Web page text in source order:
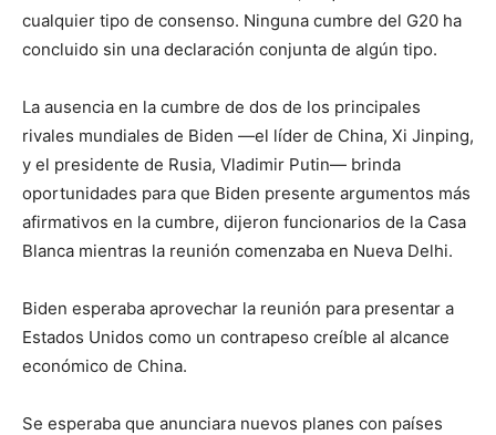
cualquier tipo de consenso. Ninguna cumbre del G20 ha
concluido sin una declaración conjunta de algún tipo.
La ausencia en la cumbre de dos de los principales
rivales mundiales de Biden —el líder de China, Xi Jinping,
y el presidente de Rusia, Vladimir Putin— brinda
oportunidades para que Biden presente argumentos más
afirmativos en la cumbre, dijeron funcionarios de la Casa
Blanca mientras la reunión comenzaba en Nueva Delhi.
Biden esperaba aprovechar la reunión para presentar a
Estados Unidos como un contrapeso creíble al alcance
económico de China.
Se esperaba que anunciara nuevos planes con países